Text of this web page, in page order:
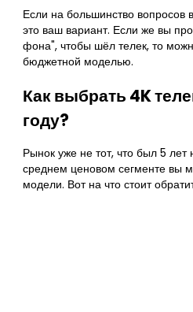
Если на большинство вопросов
это ваш вариант. Если же вы
фона", чтобы шёл телек, то
бюджетной моделью.
Как выбрать 4K
году?
Рынок уже не тот, что был 5 лет
среднем ценовом сегменте вы
модели. Вот на что стоит